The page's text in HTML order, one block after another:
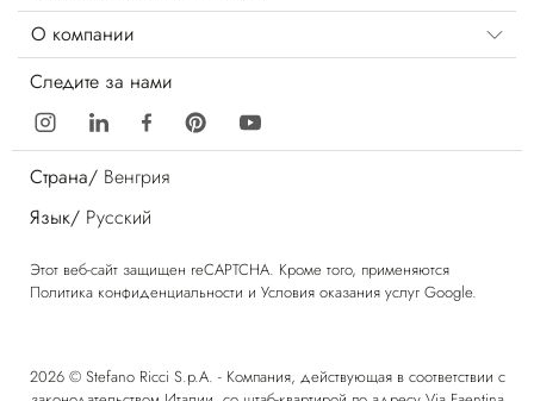
О компании
Следите за нами
Страна/ Венгрия
Язык/ Русский
Этот веб-сайт защищен reCAPTCHA. Кроме того, применяются
Политика конфиденциальности и Условия оказания услуг Google.
2026 © Stefano Ricci S.p.A. - Компания, действующая в соответствии с